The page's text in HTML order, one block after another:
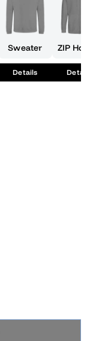
Sweater
Details
ZIP
Details